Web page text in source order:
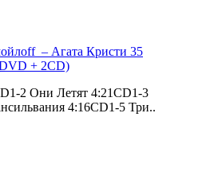
– Агата Кристи 35
+ 2CD)
2 Они Летят 4:21CD1-3
4:16CD1-5 Три..